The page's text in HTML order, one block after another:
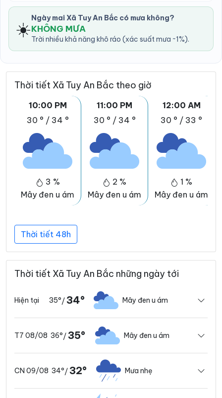
☀️ Ngày mai Xã Tuy An Bắc có mưa không?
KHÔNG MƯA
Trời nhiều khả năng khô ráo (xác suất mưa ~1%).
Thời tiết Xã Tuy An Bắc theo giờ
10:00 PM
30 ° / 34 °
3 %
Mây đen u ám
11:00 PM
30 ° / 34 °
2 %
Mây đen u ám
12:00 AM
30 ° / 33 °
1 %
Mây đen u ám
Thời tiết 48h
Thời tiết Xã Tuy An Bắc những ngày tới
Hiện tại 35°/ 34° Mây đen u ám
T7 08/08 36°/ 35° Mây đen u ám
CN 09/08 34°/ 32° Mưa nhẹ